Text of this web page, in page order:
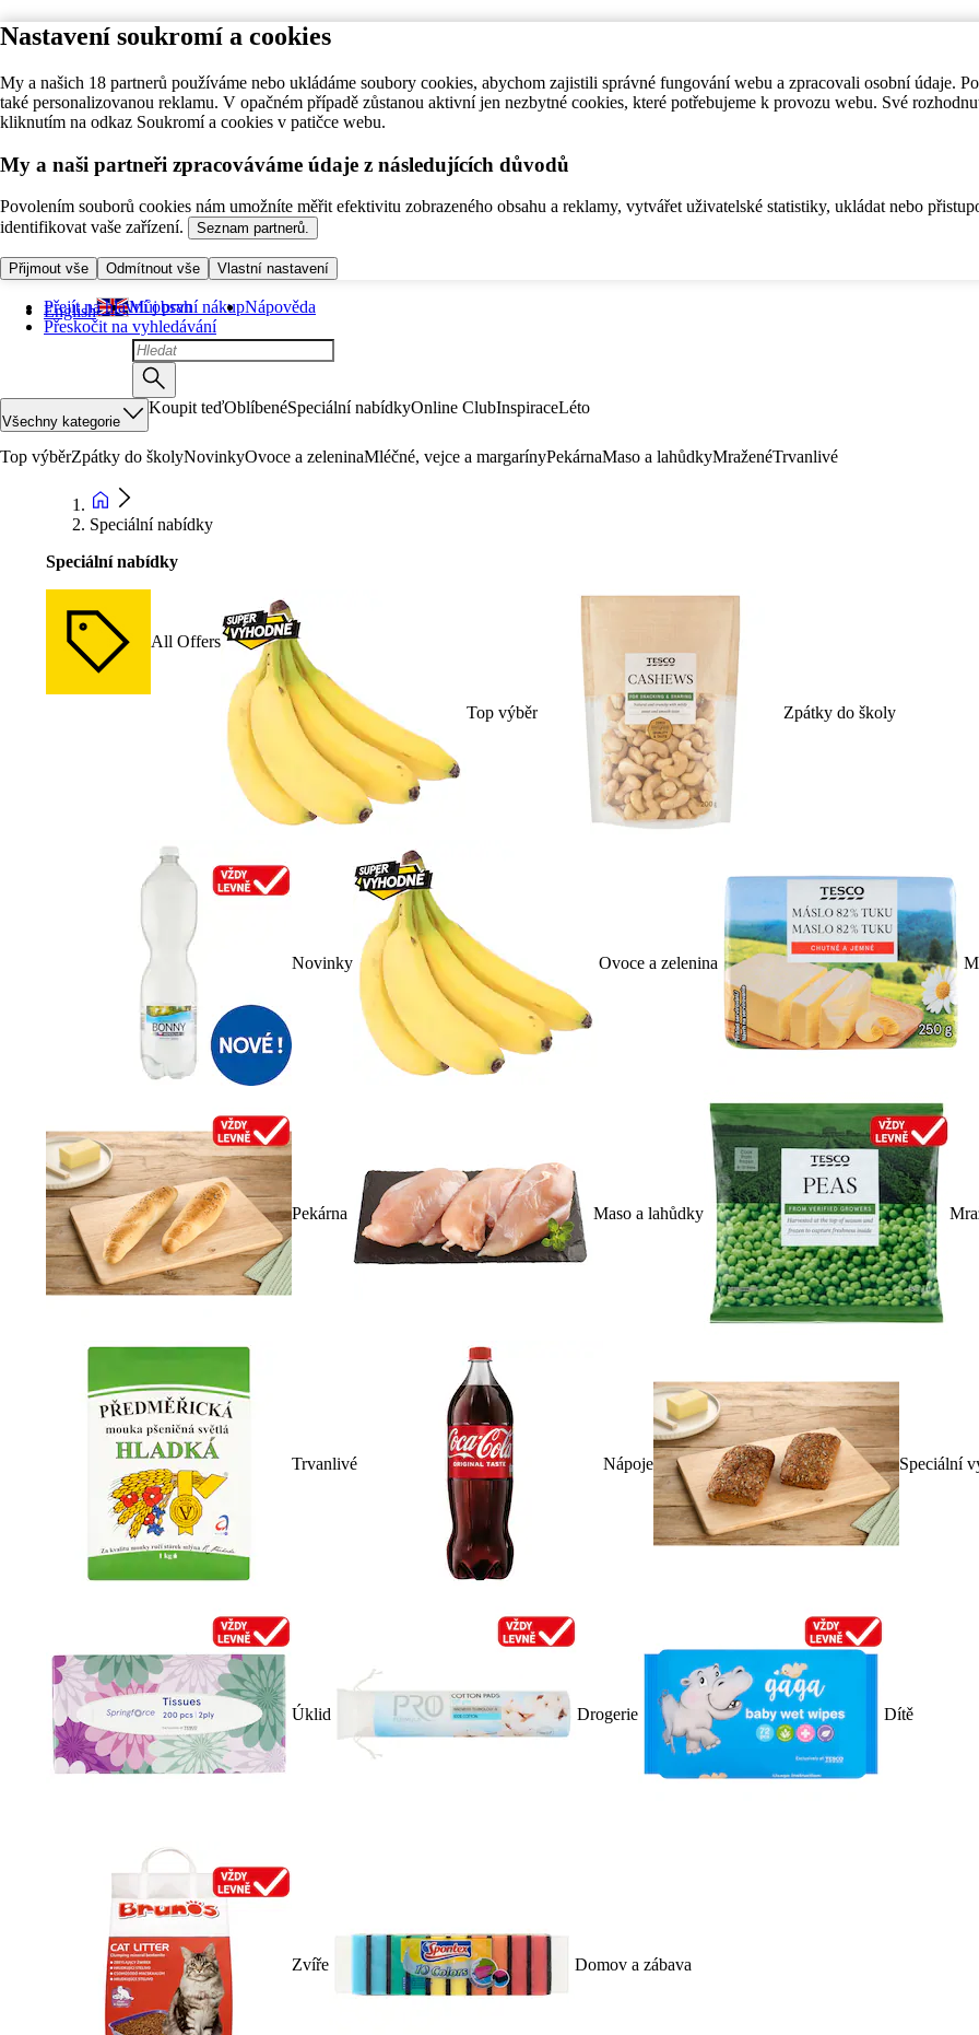
Nastavení soukromí a cookies
My a našich 18 partnerů používáme nebo ukládáme soubory cookies, abychom zajistili správné fungování webu a zpracovali osobní údaje.
také personalizovanou reklamu. V opačném případě zůstanou aktivní jen nezbytné cookies, které potřebujeme k provozu webu. Své
kliknutím na odkaz Soukromí a cookies v patičce webu.
My a naši partneři zpracováváme údaje z následujících důvodů
Povolením souborů cookies nám umožníte měřit efektivitu zobrazeného obsahu a reklamy, vytvářet uživatelské statistiky, ukládat nebo
identifikovat vaše zařízení.
Seznam partnerů.
Přijmout vše Odmítnout vše Vlastní nastavení
Přejít na hlavní obsah
Přeskočit na vyhledávání
English Můj první nákupNápověda
Všechny kategorie
Koupit teďOblíbenéSpeciální nabídkyOnline ClubInspiraceLéto
Top výběrZpátky do školyNovinkyOvoce a zeleninaMléčné, vejce a margarínyPekárnaMaso a lahůdkyMraženéTrvanlivé
Speciální nabídky
Speciální nabídky
All Offers
Top výběr Zpátky do školy
Novinky Ovoce a zelenina
Pekárna Maso a lahůdky
Trvanlivé Nápoje Speciální
Úklid Drogerie Dítě
Zvíře Domov a zábava